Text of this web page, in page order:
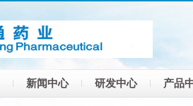
新闻中心 研发中心 产品